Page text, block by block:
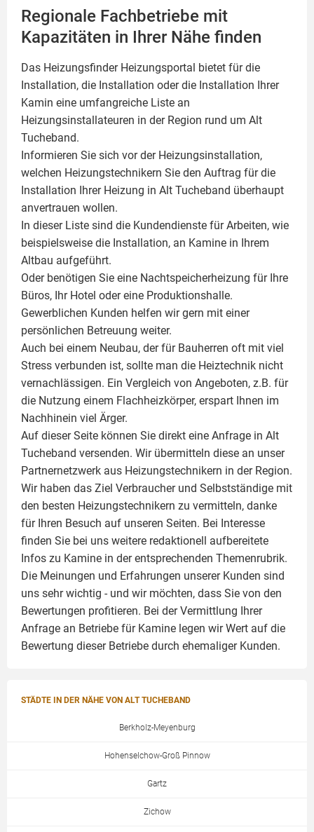
Regionale Fachbetriebe mit
Kapazitäten in Ihrer Nähe finden
Das Heizungsfinder Heizungsportal bietet für die
Installation, die Installation oder die Installation Ihrer
Kamin eine umfangreiche Liste an
Heizungsinstallateuren in der Region rund um Alt
Tucheband.
Informieren Sie sich vor der Heizungsinstallation,
welchen Heizungstechnikern Sie den Auftrag für die
Installation Ihrer Heizung in Alt Tucheband überhaupt
anvertrauen wollen.
In dieser Liste sind die Kundendienste für Arbeiten, wie
beispielsweise die Installation, an Kamine in Ihrem
Altbau aufgeführt.
Oder benötigen Sie eine Nachtspeicherheizung für Ihre
Büros, Ihr Hotel oder eine Produktionshalle.
Gewerblichen Kunden helfen wir gern mit einer
persönlichen Betreuung weiter.
Auch bei einem Neubau, der für Bauherren oft mit viel
Stress verbunden ist, sollte man die Heiztechnik nicht
vernachlässigen. Ein Vergleich von Angeboten, z.B. für
die Nutzung einem Flachheizkörper, erspart Ihnen im
Nachhinein viel Ärger.
Auf dieser Seite können Sie direkt eine Anfrage in Alt
Tucheband versenden. Wir übermitteln diese an unser
Partnernetzwerk aus Heizungstechnikern in der Region.
Wir haben das Ziel Verbraucher und Selbstständige mit
den besten Heizungstechnikern zu vermitteln, danke
für Ihren Besuch auf unseren Seiten. Bei Interesse
finden Sie bei uns weitere redaktionell aufbereitete
Infos zu Kamine in der entsprechenden Themenrubrik.
Die Meinungen und Erfahrungen unserer Kunden sind
uns sehr wichtig - und wir möchten, dass Sie von den
Bewertungen profitieren. Bei der Vermittlung Ihrer
Anfrage an Betriebe für Kamine legen wir Wert auf die
Bewertung dieser Betriebe durch ehemaliger Kunden.
STÄDTE IN DER NÄHE VON ALT TUCHEBAND
Berkholz-Meyenburg
Hohenselchow-Groß Pinnow
Gartz
Zichow